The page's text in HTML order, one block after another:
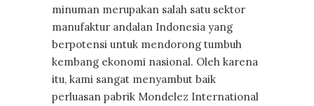
minuman merupakan salah satu sektor
manufaktur andalan Indonesia yang
berpotensi untuk mendorong tumbuh
kembang ekonomi nasional. Oleh karena
itu, kami sangat menyambut baik
perluasan pabrik Mondelez International